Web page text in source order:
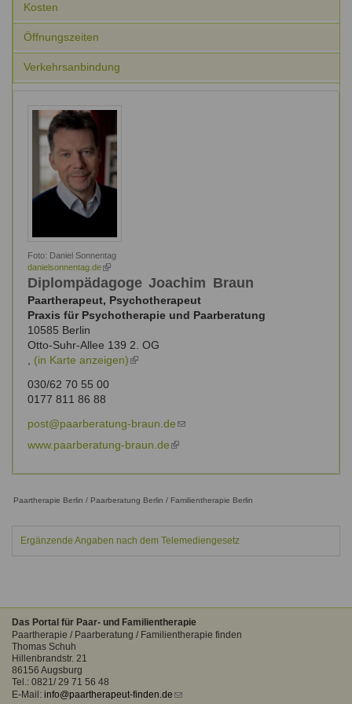
Qualitätssicherung
Familienthemen
Systemischer Ansatz
Veranstaltungen
Seminare und Kurse
Fortbildungen
Ausbildungsinstitute
Fortbildungen
Information über Qualifikation
Liste der Fachverbände
Benutzername
Passwort *
vergessen?
Links
Formular zur Registrierung
Kosten
Öffnungszeiten
Verkehrsanbindung
Foto: Daniel Sonnentag
danielsonnentag.de(link
is
external)
Diplompädagoge Joachim Braun
Paartherapeut, Psychotherapeut
Praxis für Psychotherapie und Paarberatung
10585 Berlin
Otto-Suhr-Allee 139 2. OG
(in Karte anzeigen)(link
030/62 70 55 00
0177 811 86 88
post@paarberatung-braun.de(link
sends
www.paarberatung-braun.de(link
external)
Paartherapie Berlin / Paarberatung Berlin / Familientherapie Berlin
Ergänzende Angaben nach dem Telemediengesetz
Das Portal für Paar- und Familientherapie
Paartherapie / Paarberatung / Familientherapie finden
Thomas Schuh
Hillenbrandstr. 21
86156 Augsburg
Tel.: 0821/ 29 71 56 48
E-Mail: info@paartherapeut-finden.de (link